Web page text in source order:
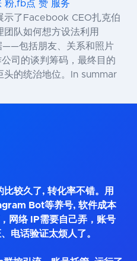
粉,fb点 赞 服务
示了Facebook CEO扎克伯
队如何想方设法利用
包括朋友、关系和照片
司的谈判筹码，最终目的
头的统治地位。In summar
较久了, 转化率不错。用
Bot等养号, 软件成本
网络 IP需要自己弄，账号
电话验证太烦人了。